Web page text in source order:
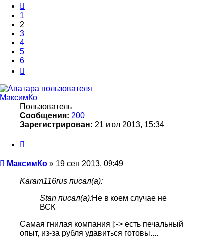
1
2
3
4
5
6
МаксимКо
Пользователь
Сообщения: 200
Зарегистрирован: 21 июл 2013, 15:34
Сообщение
МаксимКо » 19 сен 2013, 09:49
Karam116rus писал(а):
Stan писал(а):Не в коем случае не
ВСК
Самая гнилая компания ]:-> есть печальный
опыт, из-за рубля удавиться готовы....